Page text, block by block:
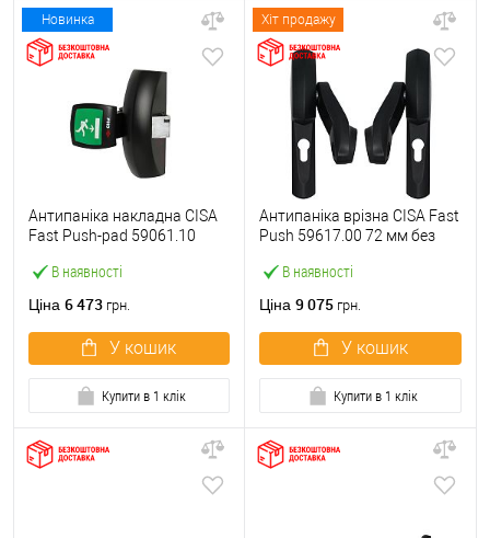
Новинка
В наявності
Антипаніка накладна CISA
Fast Push-pad 59061.10
Ціна 6 473 грн.
У кошик
Купити в 1 клік
Хіт продажу
В наявності
Антипаніка врізна CISA Fast
Push 59617.00 72 мм без
Ціна 9 075 грн.
У кошик
Купити в 1 клік